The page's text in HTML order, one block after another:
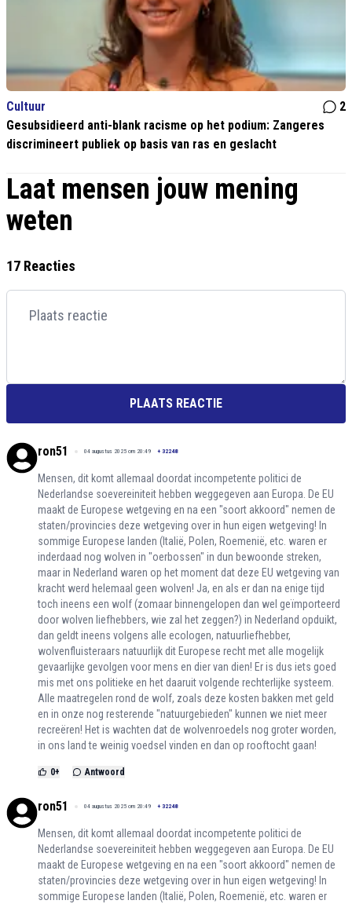
Cultuur
2
Gesubsidieerd anti-blank racisme op het podium: Zangeres
discrimineert publiek op basis van ras en geslacht
Laat mensen jouw mening
weten
17 Reacties
PLAATS REACTIE
ron51 04 augustus 2025 om 20:49 + 32248
Mensen, dit komt allemaal doordat incompetente politici de
Nederlandse soevereiniteit hebben weggegeven aan Europa. De EU
maakt de Europese wetgeving en na een "soort akkoord" nemen de
staten/provincies deze wetgeving over in hun eigen wetgeving! In
sommige Europese landen (Italië, Polen, Roemenië, etc. waren er
inderdaad nog wolven in "oerbossen" in dun bewoonde streken,
maar in Nederland waren op het moment dat deze EU wetgeving van
kracht werd helemaal geen wolven! Ja, en als er dan na enige tijd
toch ineens een wolf (zomaar binnengelopen dan wel geïmporteerd
door wolven liefhebbers, wie zal het zeggen?) in Nederland opduikt,
dan geldt ineens volgens alle ecologen, natuurliefhebber,
wolvenfluisteraars natuurlijk dit Europese recht met alle mogelijk
gevaarlijke gevolgen voor mens en dier van dien! Er is dus iets goed
mis met ons politieke en het daaruit volgende rechterlijke systeem.
Alle maatregelen rond de wolf, zoals deze kosten bakken met geld
en in onze nog resterende "natuurgebieden" kunnen we niet meer
recreëren! Het is wachten dat de wolvenroedels nog groter worden,
in ons land te weinig voedsel vinden en dan op rooftocht gaan!
0+ Antwoord
ron51 04 augustus 2025 om 20:49 + 32248
Mensen, dit komt allemaal doordat incompetente politici de
Nederlandse soevereiniteit hebben weggegeven aan Europa. De EU
maakt de Europese wetgeving en na een "soort akkoord" nemen de
staten/provincies deze wetgeving over in hun eigen wetgeving! In
sommige Europese landen (Italië, Polen, Roemenië, etc. waren er